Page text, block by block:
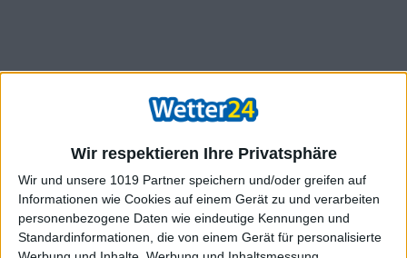
Wir respektieren Ihre Privatsphäre
Wir und unsere 1019 Partner speichern und/oder greifen auf
Informationen wie Cookies auf einem Gerät zu und verarbeiten
personenbezogene Daten wie eindeutige Kennungen und
Standardinformationen, die von einem Gerät für personalisierte